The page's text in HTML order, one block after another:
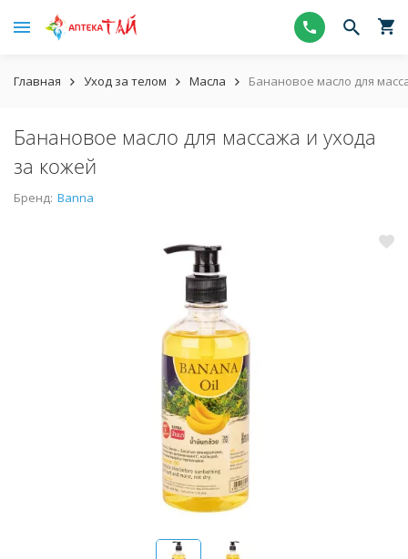
Главная Уход за телом Масла Банановое масло для
Банановое масло для массажа и ухода
за кожей
Бренд: Banna